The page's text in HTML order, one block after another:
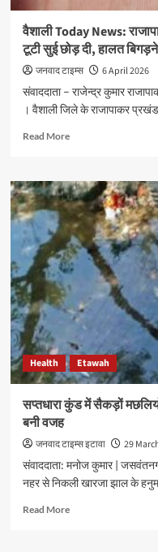
आयोजन
वैशाली Today News:
टूटी सुई छोड़ दी, हालत
जनवाद टाइम्स
6 April 2026
संवाददाता – राजेन्द्र कुमार
। वैशाली जिले के राजापाकर
Read MoreRead
वैशाली
Today
News:
राजापाकर
CHC
में
लापरवाही,
नवजात
जांघ
टूटी
सुई
छोड़
दी,
हालत
पर
रेफर
Health Etawah
सप्तधारा कुंड में सैकड़ों
बनी वजह
जनवाद टाइम्स इटावा
29
संवाददाता: मनोज कुमार |
नहर से निकली खारजा झाल के
Read MoreRead